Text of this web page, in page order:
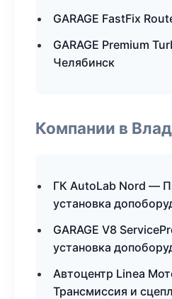
GARAGE FastFix
GARAGE Premium
Челябинск
Компании в
ГК AutoLab Nord —
установка
GARAGE V8
установка
Автоцентр Linea
Трансмиссия и